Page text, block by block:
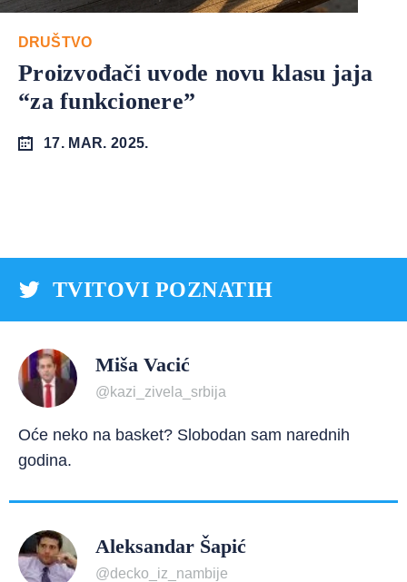
DRUŠTVO
Proizvođači uvode novu klasu jaja
“za funkcionere”
17. MAR. 2025.
TVITOVI POZNATIH
Miša Vacić
@kazi_zivela_srbija
Oće neko na basket? Slobodan sam narednih
godina.
Aleksandar Šapić
@decko_iz_nambije